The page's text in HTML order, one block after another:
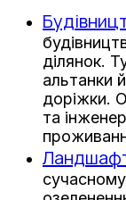
ділянок.
альтанки
доріжки.
та